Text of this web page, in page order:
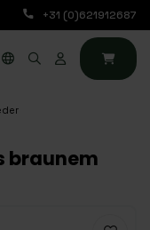
Bestellungen von
werden noch am
+31 (0)621912687
braunem